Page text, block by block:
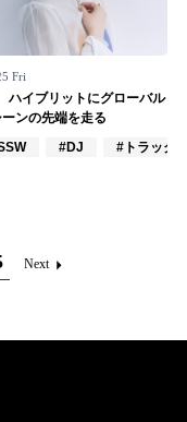
Fri
イブリットにグローバル
ンの先端を走る
#DJ #トラック
Next